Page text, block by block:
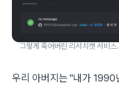
그렇게 죽어버린 리서치캣 서비
우리 아버지는 "내가 1990